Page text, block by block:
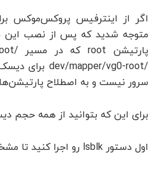
متوجه شدید که پس از نصب این
سرور نیست و به اصطلاح
برای این که بتوانید از همه حجم
اول دستور lsblk رو اجرا کنید تا مشخص بشه نوع دیسک و دستورات شما pve هست یا vg0